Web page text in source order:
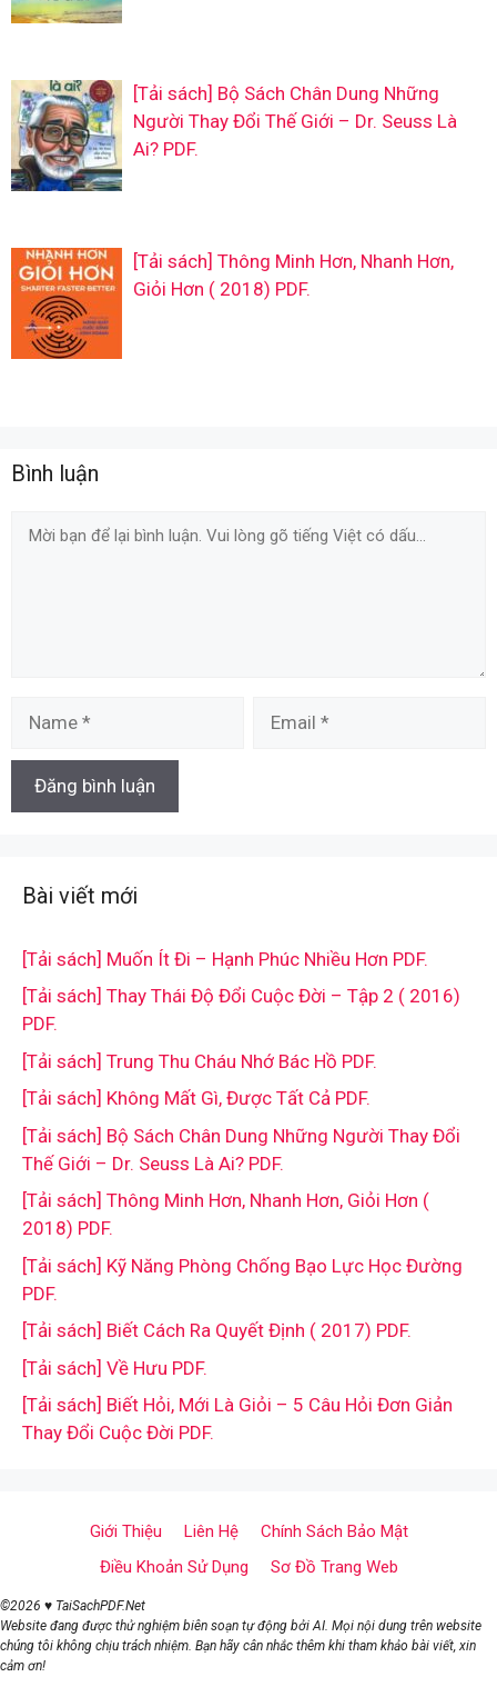
[Tải sách] Bộ Sách Chân Dung Những
Người Thay Đổi Thế Giới – Dr. Seuss Là
Ai? PDF.
[Tải sách] Thông Minh Hơn, Nhanh Hơn,
Giỏi Hơn ( 2018) PDF.
Bình luận
Comment
Bài viết mới
[Tải sách] Muốn Ít Đi – Hạnh Phúc Nhiều Hơn PDF.
[Tải sách] Thay Thái Độ Đổi Cuộc Đời – Tập 2 ( 2016)
PDF.
[Tải sách] Trung Thu Cháu Nhớ Bác Hồ PDF.
[Tải sách] Không Mất Gì, Được Tất Cả PDF.
[Tải sách] Bộ Sách Chân Dung Những Người Thay Đổi
Thế Giới – Dr. Seuss Là Ai? PDF.
[Tải sách] Thông Minh Hơn, Nhanh Hơn, Giỏi Hơn (
2018) PDF.
[Tải sách] Kỹ Năng Phòng Chống Bạo Lực Học Đường
PDF.
[Tải sách] Biết Cách Ra Quyết Định ( 2017) PDF.
[Tải sách] Về Hưu PDF.
[Tải sách] Biết Hỏi, Mới Là Giỏi – 5 Câu Hỏi Đơn Giản
Thay Đổi Cuộc Đời PDF.
Giới Thiệu Liên Hệ
Chính Sách Bảo Mật
Điều Khoản Sử Dụng
Sơ Đồ Trang Web
©2026 ♥ TaiSachPDF.Net
Website đang được thử nghiệm biên soạn tự động bởi AI. Mọi nội dung trên website
chúng tôi không chịu trách nhiệm. Bạn hãy cân nhắc thêm khi tham khảo bài viết, xin
cảm ơn!